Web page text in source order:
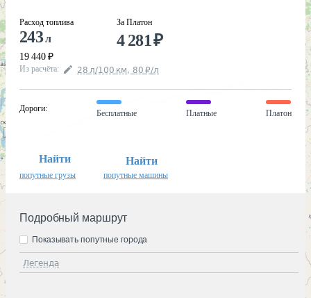
Расход топлива
243л
19 440 ₽
За Платон
4 281₽
Из расчёта: 28 л/100 км, 80 ₽/л
Дороги:
Бесплатные Платные Платон
Найти
попутные грузы
Найти
попутные машины
Подробный маршрут
Легенда
Показывать попутные города